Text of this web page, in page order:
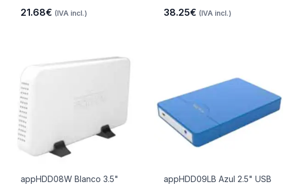
21.68€ (IVA incl.) 38.25€ (IVA incl.)
appHDD08W Blanco 3.5"
appHDD09LB Azul 2.5" USB